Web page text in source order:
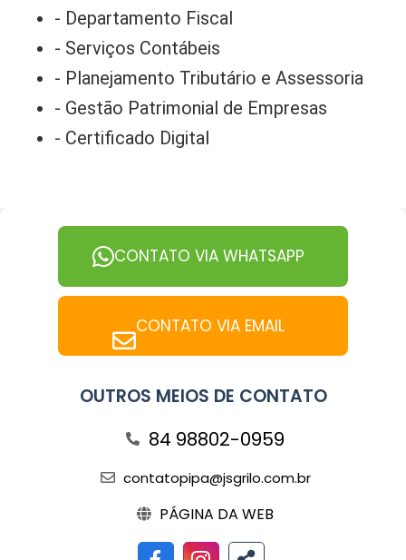
- Departamento Fiscal
- Serviços Contábeis
- Planejamento Tributário e Assessoria
- Gestão Patrimonial de Empresas
- Certificado Digital
CONTATO VIA WHATSAPP
CONTATO VIA EMAIL
OUTROS MEIOS DE CONTATO
84 98802-0959
contatopipa@jsgrilo.com.br
PÁGINA DA WEB